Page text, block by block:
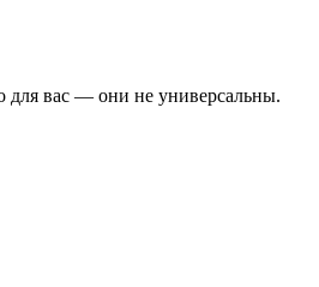
для вас — они не универсальны.